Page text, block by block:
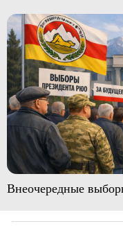
Внеочередные